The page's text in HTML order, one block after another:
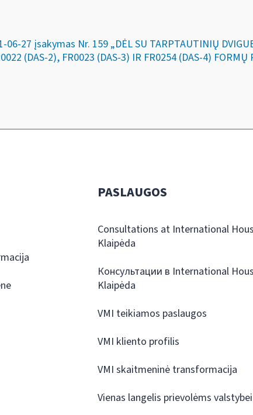
27 įsakymas Nr. 159 „DĖL SU TARPTAUTINIŲ
(DAS-2), FR0023 (DAS-3) IR FR0254 (DAS-4)
PASLAUGOS
Consultations at International
Klaipėda
Консультации в International
Klaipėda
VMI teikiamos paslaugos
VMI kliento profilis
VMI skaitmeninė transformacija
Vienas langelis prievolėms